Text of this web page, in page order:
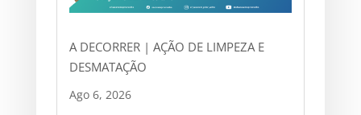
A DECORRER | AÇÃO DE LIMPEZA E
DESMATAÇÃO
Ago 6, 2026